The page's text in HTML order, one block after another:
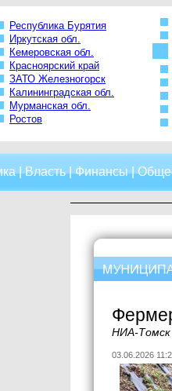
Республика Бурятия
Иркутская обл.
Кемеровская обл.
Красноярский край
ЗАТО Железногорск
Калининградская обл.
Мурманская обл.
Ростов
|Власть|Финансы|
НИА-Томск
03.06.2026